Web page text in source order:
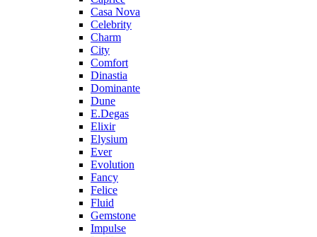
Casa Nova
Celebrity
Charm
City
Comfort
Dinastia
Dominante
Dune
E.Degas
Elixir
Elysium
Ever
Evolution
Fancy
Felice
Fluid
Gemstone
Impulse